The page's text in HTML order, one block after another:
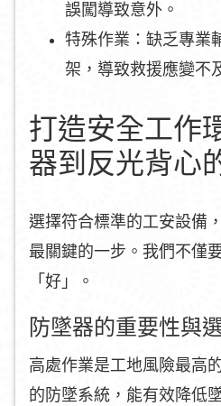
誤闖導致意外。
特殊作業：缺乏專業
架，導致救援應變不
打造安全工作
器到反光背心
選擇符合標準的工安設備
最關鍵的一步。我們不僅
「好」。
防墜器的重要性與
高處作業是工地風險最高
的防墜系統，能有效降低